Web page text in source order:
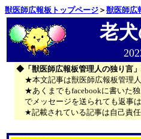
獣医師広報板トップページ ＞ 獣医師広
老
◆「獣医師広報板管理人の独り言
★本文記事は獣医師広報板管理
★あくまでもfacebookに書いた
でメッセージを送られても返事は
★記載されている記事は自己責任